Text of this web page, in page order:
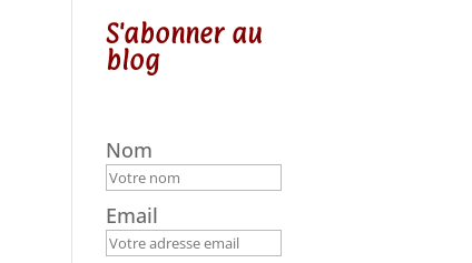
S'abonner au
blog
Nom
Email